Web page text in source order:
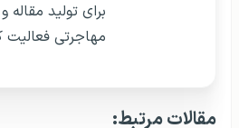
برای تولید
مهاجرتی فعالیت
مقالات مرتبط: